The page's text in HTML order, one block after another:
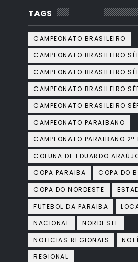
TAGS
CAMPEONATO BRASILEIRO
CAMPEONATO BRASILEIRO
CAMPEONATO BRASILEIRO
CAMPEONATO BRASILEIRO
CAMPEONATO BRASILEIRO
CAMPEONATO PARAIBANO
CAMPEONATO PARAIBANO 2ª
COLUNA DE EDUARDO
COPA PARAIBA
COPA DO
COPA DO NORDESTE
FUTEBOL DA PARAIBA
NACIONAL
NORDESTE
NOTICIAS REGIONAIS
REGIONAL